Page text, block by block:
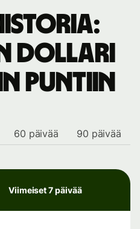
dollari
puntiin
60 päivää 90 päivää
Viimeiset 7 päivää